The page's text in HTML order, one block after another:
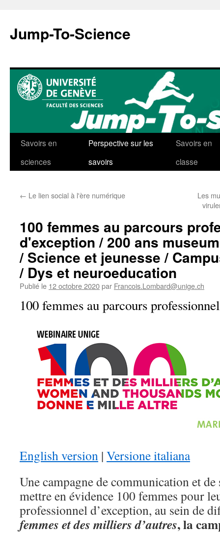
contenu
Jump-To-Science
Savoirs en
sciences
Perspective sur les
savoirs
Savoirs en
classe
← Le lien social à l'ère numérique
Les
100 femmes au parcours
d'exception / 200 ans
/ Science et jeunesse /
/ Dys et neuroeducation
Publié le 12 octobre 2020par Francois.Lombard@unige.ch
100 femmes au parcours
English version | Versione italiana
Une campagne de communication et
mettre en évidence 100 femmes pour
professionnel d’exception, au sein de
femmes et des milliers d’autres, la